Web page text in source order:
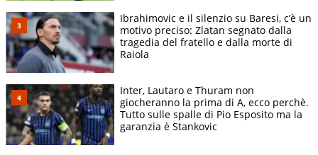
Ibrahimovic e il silenzio su Baresi, c’è un
motivo preciso: Zlatan segnato dalla
tragedia del fratello e dalla morte di
Raiola
Inter, Lautaro e Thuram non
giocheranno la prima di A, ecco perchè.
Tutto sulle spalle di Pio Esposito ma la
garanzia è Stankovic